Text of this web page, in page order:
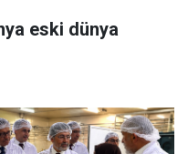
eski dünya